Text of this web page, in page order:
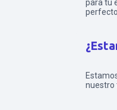
para tu
nuestro